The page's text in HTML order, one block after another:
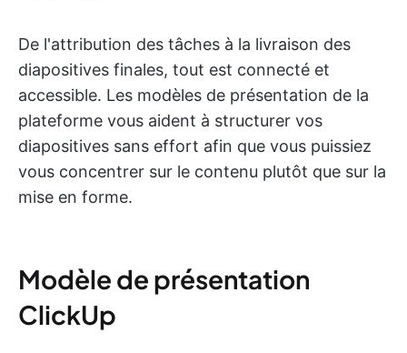
De l'attribution des tâches à la livraison des
diapositives finales, tout est connecté et
accessible. Les modèles de présentation de la
plateforme vous aident à structurer vos
diapositives sans effort afin que vous puissiez
vous concentrer sur le contenu plutôt que sur la
mise en forme.
Modèle de présentation
ClickUp